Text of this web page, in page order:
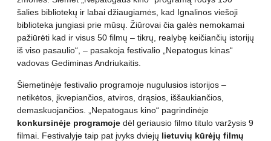
šalies bibliotekų ir labai džiaugiamės, kad Ignalinos viešoji
biblioteka jungiasi prie mūsų. Žiūrovai čia galės nemokamai
pažiūrėti kad ir visus 50 filmų – tikrų, realybę keičiančių istorijų
iš viso pasaulio“, – pasakoja festivalio „Nepatogus kinas“
vadovas Gediminas Andriukaitis.
Šiemetinėje festivalio programoje nugulusios istorijos –
netikėtos, įkvepiančios, atviros, drąsios, iššaukiančios,
demaskuojančios. „Nepatogaus kino“ pagrindinėje
konkursinėje programoje dėl geriausio filmo titulo varžysis 9
filmai. Festivalyje taip pat įvyks dviejų lietuvių kūrėjų filmų